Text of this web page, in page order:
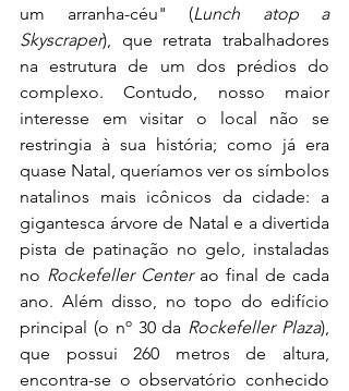
um arranha-céu" (Lunch atop a
Skyscraper), que retrata trabalhadores
na estrutura de um dos prédios do
complexo. Contudo, nosso maior
interesse em visitar o local não se
restringia à sua história; como já era
quase Natal, queríamos ver os símbolos
natalinos mais icônicos da cidade: a
gigantesca árvore de Natal e a divertida
pista de patinação no gelo, instaladas
no Rockefeller Center ao final de cada
ano. Além disso, no topo do edifício
principal (o nº 30 da Rockefeller Plaza),
que possui 260 metros de altura,
encontra-se o observatório conhecido